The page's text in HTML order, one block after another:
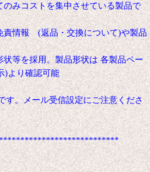
みコストを集中させている製品で
責情報 (返品・交換について)や製品
等を採用。製品形状は 各製品ペー
)より確認可能
す。メール受信設定にご注意くださ